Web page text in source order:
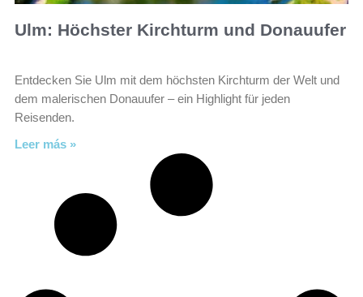
Ulm: Höchster Kirchturm und Donauufer
Entdecken Sie Ulm mit dem höchsten Kirchturm der Welt und
dem malerischen Donauufer – ein Highlight für jeden
Reisenden.
Leer más »